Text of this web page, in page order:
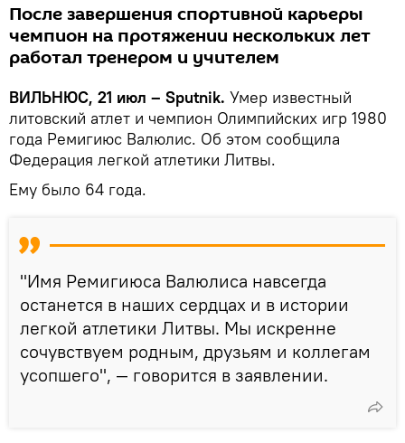
После завершения спортивной карьеры
чемпион на протяжении нескольких лет
работал тренером и учителем
ВИЛЬНЮС, 21 июл – Sputnik. Умер известный
литовский атлет и чемпион Олимпийских игр 1980
года Ремигиюс Валюлис. Об этом сообщила
Федерация легкой атлетики Литвы.
Ему было 64 года.
"Имя Ремигиюса Валюлиса навсегда
останется в наших сердцах и в истории
легкой атлетики Литвы. Мы искренне
сочувствуем родным, друзьям и коллегам
усопшего", — говорится в заявлении.